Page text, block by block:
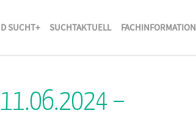
SUCHT+ SUCHTAKTUELL FACHINFORMATION
–